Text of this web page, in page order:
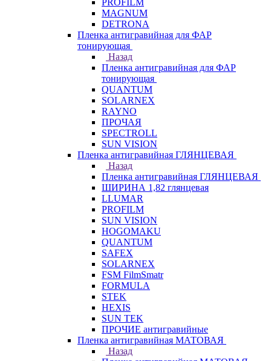
PROFILM
MAGNUM
DETRONA
Пленка антигравийная для ФАР
тонирующая
Назад
Пленка антигравийная для ФАР
тонирующая
QUANTUM
SOLARNEX
RAYNO
ПРОЧАЯ
SPECTROLL
SUN VISION
Пленка антигравийная ГЛЯНЦЕВАЯ
Назад
Пленка антигравийная ГЛЯНЦЕВАЯ
ШИРИНА 1,82 глянцевая
LLUMAR
PROFILM
SUN VISION
HOGOMAKU
QUANTUM
SAFEX
SOLARNEX
FSM FilmSmatr
FORMULA
STEK
HEXIS
SUN TEK
ПРОЧИЕ антигравийные
Пленка антигравийная МАТОВАЯ
Назад